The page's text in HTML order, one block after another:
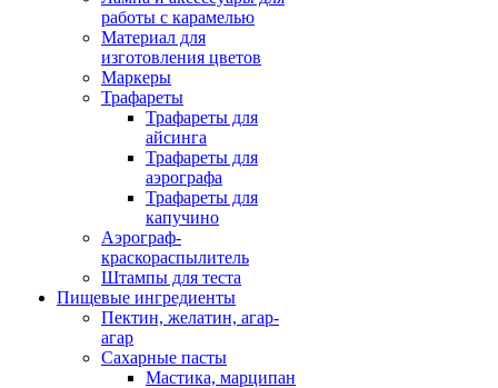
работы с карамелью
Материал для
изготовления цветов
Маркеры
Трафареты
Трафареты для
айсинга
Трафареты для
аэрографа
Трафареты для
капучино
Аэрограф-
краскораспылитель
Штампы для теста
Пищевые ингредиенты
Пектин, желатин, агар-
агар
Сахарные пасты
Мастика, марципан